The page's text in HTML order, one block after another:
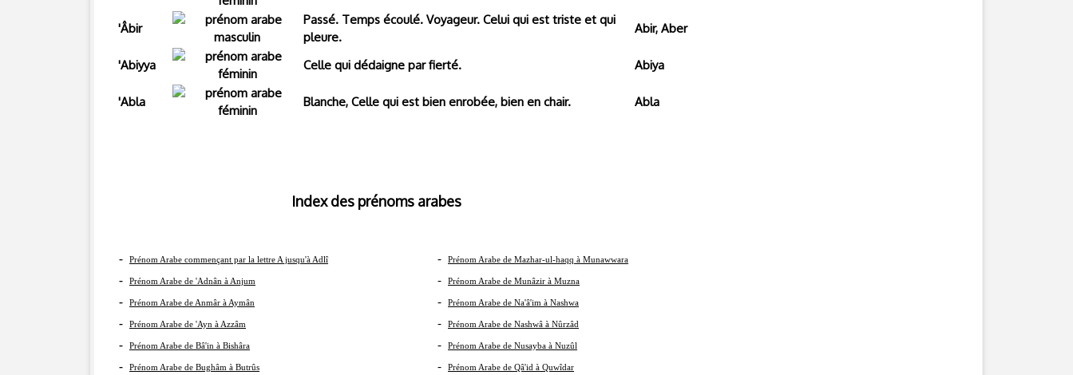
'Âbir
Passé. Temps écoulé. Voyageur. Celui qui est triste et qui
pleure.
Abir, Aber
'Abiyya Celle qui dédaigne par fierté. Abiya
'Abla Blanche, Celle qui est bien enrobée, bien en chair. Abla
Index des prénoms arabes
- Prénom Arabe commençant par la lettre A jusqu'à Adlî - Prénom Arabe de Mazhar-ul-haqq à Munawwara
- Prénom Arabe de 'Adnân à Anjum - Prénom Arabe de Munâzir à Muzna
- Prénom Arabe de Anmâr à Aymân - Prénom Arabe de Na'â'im à Nashwa
- Prénom Arabe de 'Ayn à Azzâm - Prénom Arabe de Nashwâ à Nûrzâd
- Prénom Arabe de Bâ'in à Bishâra - Prénom Arabe de Nusayba à Nuzûl
- Prénom Arabe de Bughâm à Butrûs - Prénom Arabe de Qâ'id à Quwîdar